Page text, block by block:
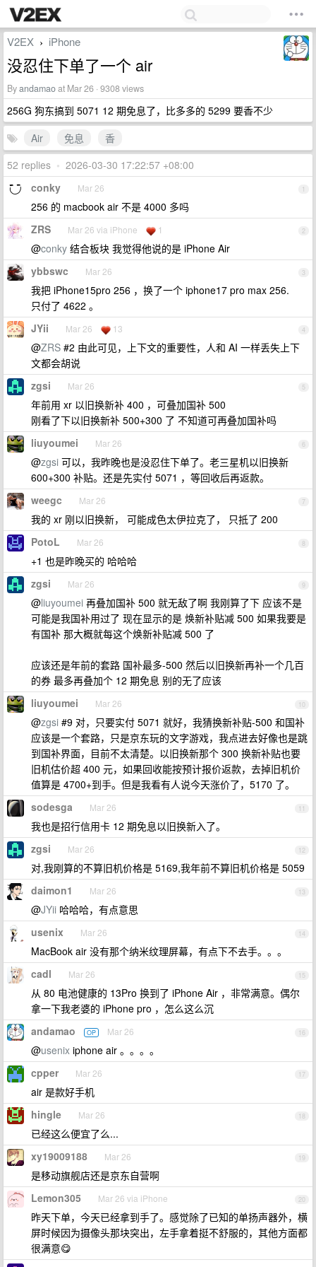
V2EX › iPhone
没忍住下单了一个 air
Byandamaoat Mar 26 · 9308 views
256G 狗东搞到 5071 12 期免息了，比多多的 5299 要香不少
Air
免息
香
52 replies • 2026-03-30 17:22:57 +08:00
1
conky Mar 26
256 的 macbook air 不是 4000 多吗
2
ZRS Mar 26 via iPhone 1
@conky 结合板块 我觉得他说的是 iPhone Air
3
ybbswc Mar 26
我把 iPhone15pro 256 ，换了一个 iphone17 pro max 256.
只付了 4622 。
4
JYii Mar 26 13
@ZRS #2 由此可见，上下文的重要性，人和 AI 一样丢失上下
文都会胡说
5
zgsi Mar 26
年前用 xr 以旧换新补 400 ，可叠加国补 500
刚看了下以旧换新补 500+300 了 不知道可再叠加国补吗
6
liuyoumei Mar 26
@zgsi 可以，我昨晚也是没忍住下单了。老三星机以旧换新
600+300 补贴。还是先实付 5071 ，等回收后再返款。
7
weegc Mar 26
我的 xr 刚以旧换新， 可能成色太伊拉克了， 只抵了 200
8
PotoL Mar 26
+1 也是昨晚买的 哈哈哈
9
zgsi Mar 26
@liuyoumei 再叠加国补 500 就无敌了啊 我刚算了下 应该不是
可能是我国补用过了 现在显示的是 焕新补贴减 500 如果我要是
有国补 那大概就每这个焕新补贴减 500 了
应该还是年前的套路 国补最多-500 然后以旧换新再补一个几百
的券 最多再叠加个 12 期免息 别的无了应该
10
liuyoumei Mar 26
@zgsi #9 对，只要实付 5071 就好，我猜换新补贴-500 和国补
应该是一个套路，只是京东玩的文字游戏，我点进去好像也是跳
到国补界面，目前不太清楚。以旧换新那个 300 换新补贴也要
旧机估价超 400 元，如果回收能按预计报价返款，去掉旧机价
值算是 4700+到手。但是我看有人说今天涨价了，5170 了。
11
sodesga Mar 26
我也是招行信用卡 12 期免息以旧换新入了。
12
zgsi Mar 26
对,我刚算的不算旧机价格是 5169,我年前不算旧机价格是 5059
13
daimon1 Mar 26
@JYii 哈哈哈，有点意思
14
usenix Mar 26
MacBook air 没有那个纳米纹理屏幕，有点下不去手。。。
15
cadl Mar 26
从 80 电池健康的 13Pro 换到了 iPhone Air ，非常满意。偶尔
拿一下我老婆的 iPhone pro ，怎么这么沉
16
andamao OP Mar 26
@usenix iphone air 。。。。
17
cpper Mar 26
air 是款好手机
18
hingle Mar 26
已经这么便宜了么...
19
xy19009188 Mar 26
是移动旗舰店还是京东自营啊
20
Lemon305 Mar 26 via iPhone
昨天下单，今天已经拿到手了。感觉除了已知的单扬声器外，横
屏时候因为摄像头那块突出，左手拿着挺不舒服的，其他方面都
很满意😋